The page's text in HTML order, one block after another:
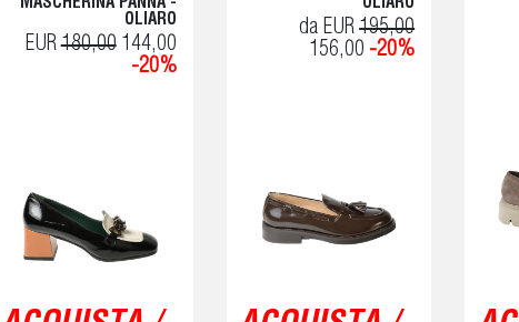
MASCHERINA PANNA -
OLIARO
EUR180,00144,00
-20%
OLIARO
da EUR195,00
156,00 -20%